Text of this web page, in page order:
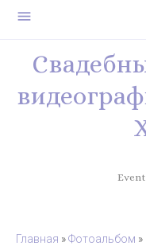
menu
Главная »Фотоальбом »